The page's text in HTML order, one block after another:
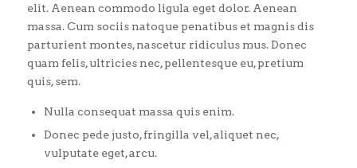
elit. Aenean commodo ligula eget dolor. Aenean
massa. Cum sociis natoque penatibus et magnis dis
parturient montes, nascetur ridiculus mus. Donec
quam felis, ultricies nec, pellentesque eu, pretium
quis, sem.
Nulla consequat massa quis enim.
Donec pede justo, fringilla vel, aliquet nec,
vulputate eget, arcu.